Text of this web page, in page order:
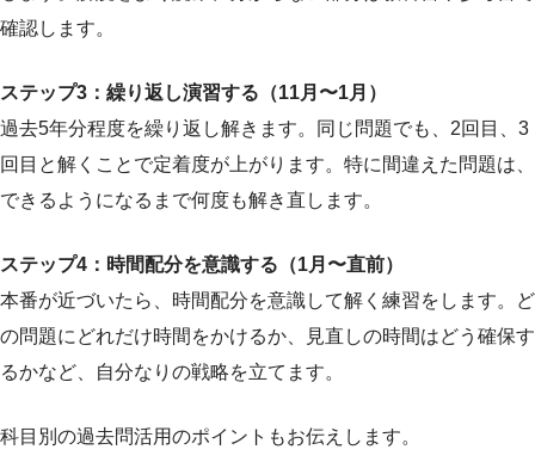
確認します。
ステップ3：繰り返し演習する（11月〜1月）
過去5年分程度を繰り返し解きます。同じ問題でも、2回目、3
回目と解くことで定着度が上がります。特に間違えた問題は、
できるようになるまで何度も解き直します。
ステップ4：時間配分を意識する（1月〜直前）
本番が近づいたら、時間配分を意識して解く練習をします。ど
の問題にどれだけ時間をかけるか、見直しの時間はどう確保す
るかなど、自分なりの戦略を立てます。
科目別の過去問活用のポイントもお伝えします。